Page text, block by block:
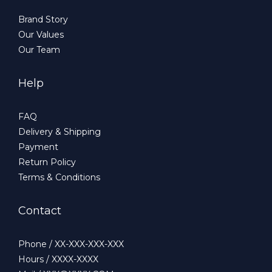
Brand Story
Our Values
Our Team
Help
FAQ
Delivery & Shipping
Payment
Return Policy
Terms & Conditions
Contact
Phone / XX-XXX-XXX-XXX
Hours / XXXX-XXXX